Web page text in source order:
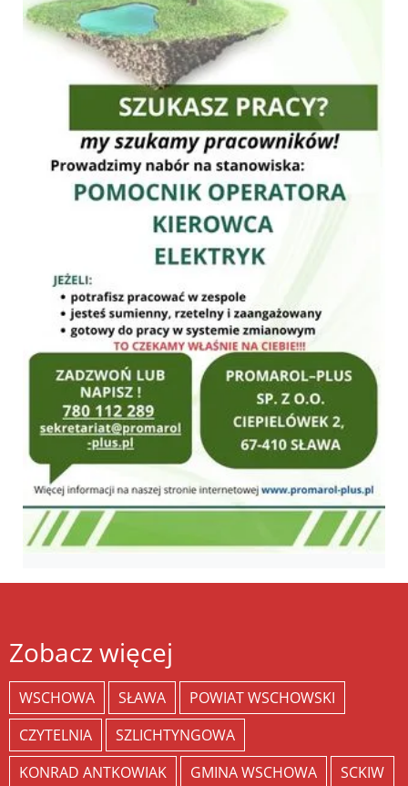
Zobacz więcej
WSCHOWA SŁAWA
POWIAT WSCHOWSKI
CZYTELNIA
SZLICHTYNGOWA
KONRAD ANTKOWIAK
GMINA WSCHOWA
SCKIW